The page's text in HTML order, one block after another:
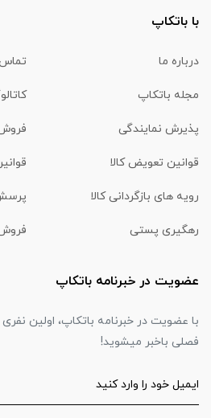
با باتکاپ
درباره ما تماس
مجله باتکاپ
پذیرش نمایندگی
قوانین تعویض کالا
رویه های بازگردانی کالا
رهگیری پستی
عضویت در خبرنامه باتکاپ
با عضویت در خبرنامه باتکاپ، اولین
فصلی باخبر میشوید!